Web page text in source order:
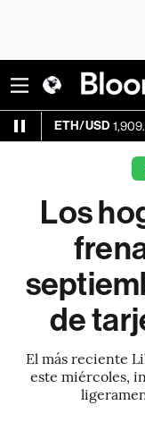
1,909.97 -0.30%
Los
de
El más reciente
este miércoles,